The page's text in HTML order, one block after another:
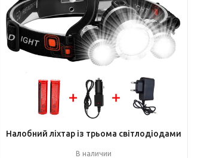
Налобний ліхтар із трьома світлодіодами
В наличии